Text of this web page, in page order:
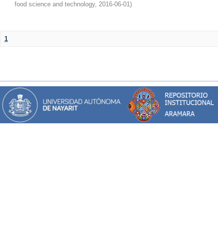
food science and technology, 2016-06-01)
1